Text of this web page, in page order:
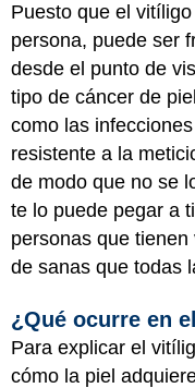
Puesto que el
persona, puede ser
desde el punto de
tipo de cáncer de
como las
resistente a la
de modo que no se
te lo puede pegar a
personas que
de sanas que todas
¿Qué ocurre en
Para explicar el
cómo la piel